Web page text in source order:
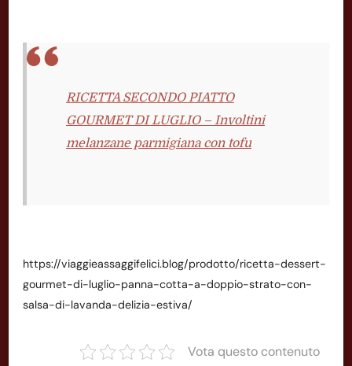
RICETTA SECONDO PIATTO
GOURMET DI LUGLIO – Involtini
melanzane parmigiana con tofu
https://viaggieassaggifelici.blog/prodotto/ricetta-dessert-
gourmet-di-luglio-panna-cotta-a-doppio-strato-con-
salsa-di-lavanda-delizia-estiva/
Vota questo contenuto